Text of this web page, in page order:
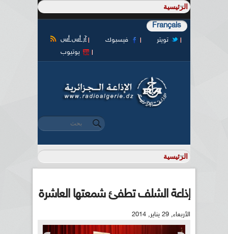
Français
آر أس أس فيسبوك
تويتر
يوتيوب
استمارة البحث
‏بحث ‏
إذاعة الشلف تطفئ شمعتها العاشرة
الأربعاء, 29 يناير, 2014